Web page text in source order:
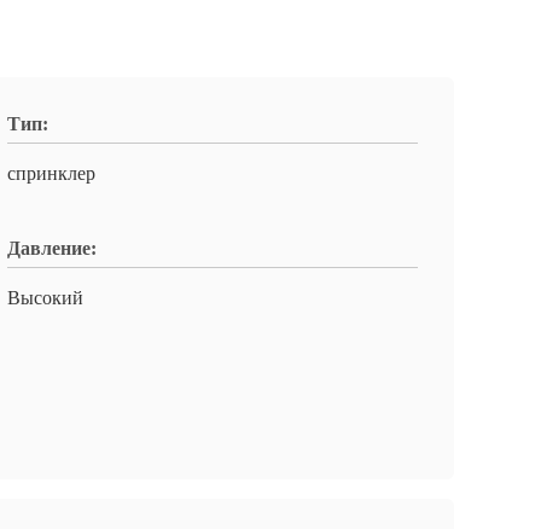
Тип:
спринклер
Давление:
Высокий